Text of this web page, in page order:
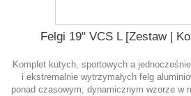
Felgi 19" VCS L [Zestaw |
Komplet kutych, sportowych a
i ekstremalnie wytrzymałych felg
ponad czasowym, dynamicznym wzorze w